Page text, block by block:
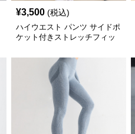
¥3,500 (税込)
ハイウエスト パンツ サイドポ
ケット付きストレッチフィッ